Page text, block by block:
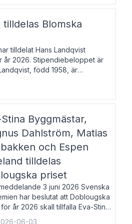
tilldelas Blomska
tilldelat Hans Landqvist
år 2026. Stipendiebeloppet är
född 1958, är
Göteborgs universitet. Han
avhandlingen Författn
Stina Byggmästar,
Dahlström, Matias
och Espen
tilldelas
priset
3 juni 2026 Svenska
har beslutat att Doblougska
år 2026 skall tillfalla Eva-Stina
Magnus Dahlström, Matias
06-03